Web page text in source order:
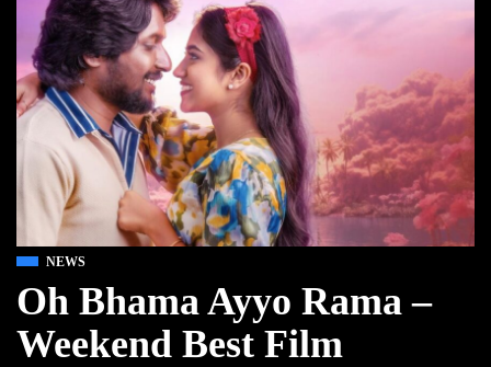
NEWS
Oh Bhama Ayyo Rama –
Weekend Best Film